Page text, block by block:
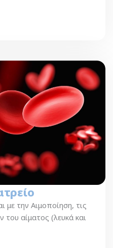
με την Αιμοποίηση, τις
αίματος (λευκά και